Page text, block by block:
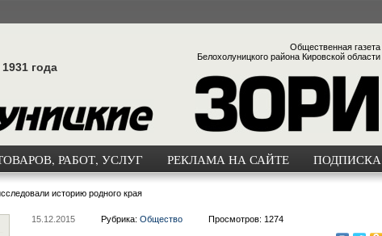
года
Общественная газета
Белохолуницкого района Кировской области
РАБОТ, УСЛУГ РЕКЛАМА НА САЙТЕ ПОДПИСКА
историю родного края
15.12.2015 Рубрика: Общество Просмотров: 1274